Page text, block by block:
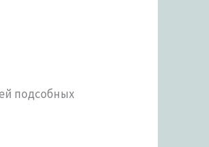
подсобных